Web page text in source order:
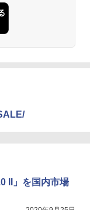
II」を国内市場